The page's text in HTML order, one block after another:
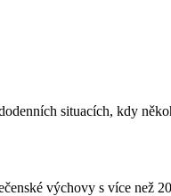
situacích, kdy
výchovy s více než